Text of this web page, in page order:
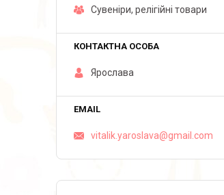
Сувеніри, релігійні товари
Ярослава
vitalik.yaroslava@gmail.com